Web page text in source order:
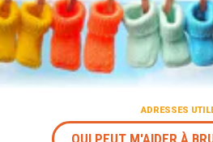
ADRESSES
QUI PEUT M'AIDER À